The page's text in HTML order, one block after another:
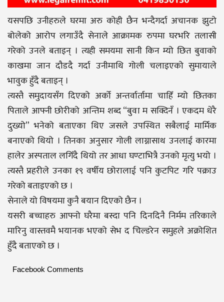
यसपछि उनीहरुले घरमा अरु कोही छैन भन्दैगर्दा अचानक झुटो
बोलेको आरोप लगाउँदै सेनाले आक्रामक रुपमा घरभरि तलासी
गरेको उनले बताइन् । त्यही समयमा सानी किन म्यो छित बुवाको
काखमा जान दौडदै गर्दा उनीमाथि गोली चलाइएको सुमायाले
भावुक हुँदै बताइन् ।
त्यस्तै समुदायसँग दिएको अर्को अन्तर्वार्तामा चाहिँ म्यो छितका
पिताले आफ्नी छोरीको अन्तिम शब्द “बुवा म सक्दिनँ । एकदम धेरै
दुख्यो” भनेको बताएका थिए जसले उपस्थित सबैलाई मार्मिक
बनाएको थियो । तिनका अनुसार गोली लाग्नासाथ उनलाई कारमा
हालेर अस्पताल लगिँदै थियो तर आधा घण्टाभित्रै उनको मृत्यु भयो ।
त्यस्तै प्रहरीले उनका १९ वर्षीय छोरालाई पनि कुटपिट गरि पक्राउ
गरेको बताइएको छ ।
सेनाले यो विषयमा कुनै बयान दिएको छैन ।
यसरी बच्चाहरु आफ्नो घरैमा बस्दा पनि दिनदिनै निर्मम तरिकाले
मारिनु वास्तवमै भयानक भएको सेभ द चिल्डरेन समुहले अक्रोशित
हुँदै बताएको छ ।
Facebook Comments